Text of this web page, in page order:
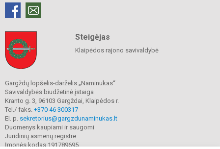
Steigėjas
Klaipėdos rajono savivaldybė
Gargždų lopšelis-darželis „Naminukas“
Savivaldybės biudžetinė įstaiga
Kranto g. 3, 96103 Gargždai, Klaipėdos r.
Tel./ faks. +370 46 300317
El. p. sekretorius@gargzdunaminukas.lt
Duomenys kaupiami ir saugomi
Juridinių asmenų registre
Įmonės kodas 191789695